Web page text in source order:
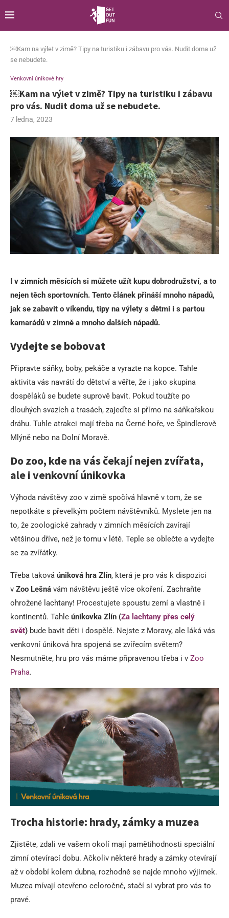
￼Kam na výlet v zimě? Tipy na turistiku i zábavu pro vás. Nudit doma už
se nebudete.
Venkovní únikové hry
￼Kam na výlet v zimě? Tipy na turistiku i zábavu
pro vás. Nudit doma už se nebudete.
7 ledna, 2023
I v zimních měsících si můžete užít kupu dobrodružství, a to
nejen těch sportovních. Tento článek přináší mnoho nápadů,
jak se zabavit o víkendu, tipy na výlety s dětmi i s partou
kamarádů v zimně a mnoho dalších nápadů.
Vydejte se bobovat
Připravte sáňky, boby, pekáče a vyrazte na kopce. Tahle
aktivita vás navrátí do dětství a věřte, že i jako skupina
dospěláků se budete suprově bavit. Pokud toužíte po
dlouhých svazích a trasách, zajeďte si přímo na sáňkařskou
dráhu. Tuhle atrakci mají třeba na Černé hoře, ve Špindlerově
Mlýně nebo na Dolní Moravě.
Do zoo, kde na vás čekají nejen zvířata,
ale i venkovní únikovka
Výhoda návštěvy zoo v zimě spočívá hlavně v tom, že se
nepotkáte s převelkým počtem návštěvníků. Myslete jen na
to, že zoologické zahrady v zimních měsících zavírají
většinou dříve, než je tomu v létě. Teple se oblečte a vydejte
se za zvířátky.
Třeba taková úniková hra Zlín, která je pro vás k dispozici
v Zoo Lešná vám návštěvu ještě více okoření. Zachraňte
ohrožené lachtany! Procestujete spoustu zemí a vlastně i
kontinentů. Tahle únikovka Zlín (Za lachtany přes celý
svět) bude bavit děti i dospělé. Nejste z Moravy, ale láká vás
venkovní úniková hra spojená se zvířecím světem?
Nesmutněte, hru pro vás máme připravenou třeba i v Zoo
Praha.
Trocha historie: hrady, zámky a muzea
Zjistěte, zdali ve vašem okolí mají pamětihodnosti speciální
zimní otevírací dobu. Ačkoliv některé hrady a zámky otevírají
až v období kolem dubna, rozhodně se najde mnoho výjimek.
Muzea mívají otevřeno celoročně, stačí si vybrat pro vás to
pravé.